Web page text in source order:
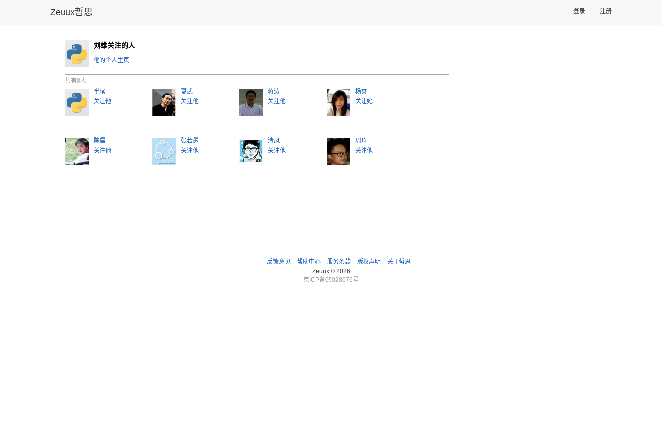
Zeuux哲思 登录 注册
刘雄关注的人
他的个人主页
共有8人
半尾
关注他
夏武
关注他
蒋涛
关注他
杨爽
关注她
陈儒
关注他
张若愚
关注他
清风
关注他
周琦
关注他
反馈意见 帮助中心 服务条款 版权声明
关于哲思
Zeuux © 2026
京ICP备05028076号